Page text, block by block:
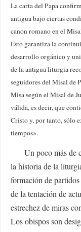
La carta del Papa
antigua bajo ciertas
canon romano en el
Esto garantiza la
desarrollo orgánico y
de la antigua liturgia
seguidores del Misal de
Misa según el Misal de
válida, es decir, que
Cristo y, por tanto, sólo
tiempos».
Un poco más de
la historia de la
formación de
de la tentación de
estrechez de miras
Los obispos son